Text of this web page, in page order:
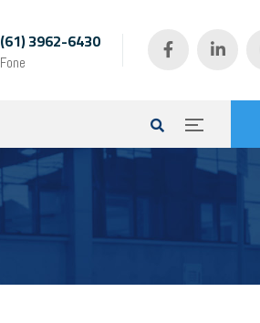
(61) 3962-6430
Fone